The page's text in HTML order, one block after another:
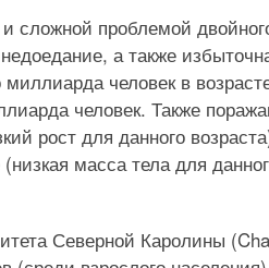
сложной проблемой
а также
человек в
человек. Также
рост для данного
масса тела для
Северной Каролины